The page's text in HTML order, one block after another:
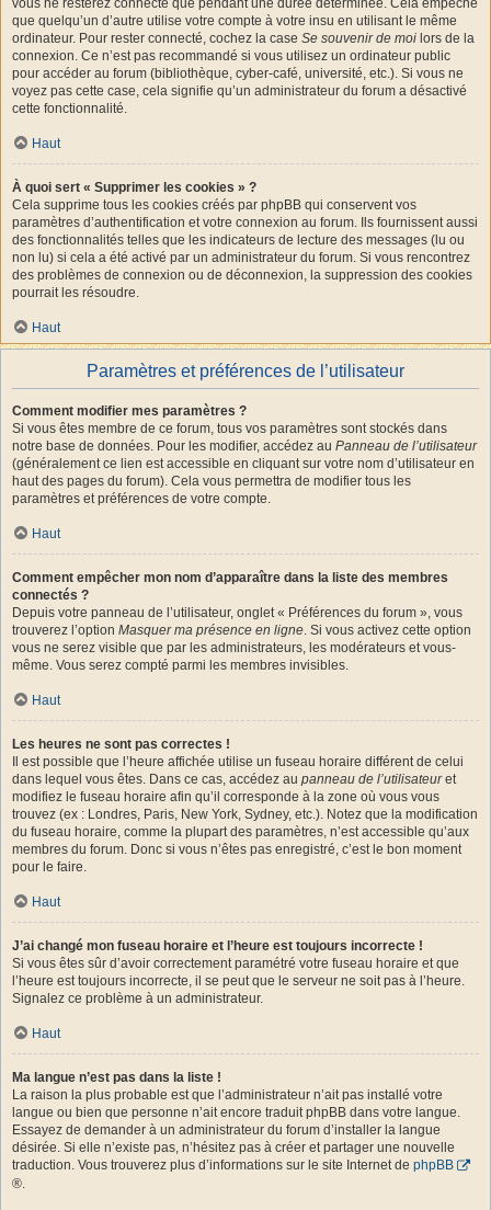
vous ne resterez connecté que pendant une durée déterminée. Cela empêche
que quelqu’un d’autre utilise votre compte à votre insu en utilisant le même
ordinateur. Pour rester connecté, cochez la case Se souvenir de moi lors de la
connexion. Ce n’est pas recommandé si vous utilisez un ordinateur public
pour accéder au forum (bibliothèque, cyber-café, université, etc.). Si vous ne
voyez pas cette case, cela signifie qu’un administrateur du forum a désactivé
cette fonctionnalité.
Haut
À quoi sert « Supprimer les cookies » ?
Cela supprime tous les cookies créés par phpBB qui conservent vos
paramètres d’authentification et votre connexion au forum. Ils fournissent aussi
des fonctionnalités telles que les indicateurs de lecture des messages (lu ou
non lu) si cela a été activé par un administrateur du forum. Si vous rencontrez
des problèmes de connexion ou de déconnexion, la suppression des cookies
pourrait les résoudre.
Haut
Paramètres et préférences de l’utilisateur
Comment modifier mes paramètres ?
Si vous êtes membre de ce forum, tous vos paramètres sont stockés dans
notre base de données. Pour les modifier, accédez au Panneau de l’utilisateur
(généralement ce lien est accessible en cliquant sur votre nom d’utilisateur en
haut des pages du forum). Cela vous permettra de modifier tous les
paramètres et préférences de votre compte.
Haut
Comment empêcher mon nom d’apparaître dans la liste des membres
connectés ?
Depuis votre panneau de l’utilisateur, onglet « Préférences du forum », vous
trouverez l’option Masquer ma présence en ligne. Si vous activez cette option
vous ne serez visible que par les administrateurs, les modérateurs et vous-
même. Vous serez compté parmi les membres invisibles.
Haut
Les heures ne sont pas correctes !
Il est possible que l’heure affichée utilise un fuseau horaire différent de celui
dans lequel vous êtes. Dans ce cas, accédez au panneau de l’utilisateuret
modifiez le fuseau horaire afin qu’il corresponde à la zone où vous vous
trouvez (ex : Londres, Paris, New York, Sydney, etc.). Notez que la modification
du fuseau horaire, comme la plupart des paramètres, n’est accessible qu’aux
membres du forum. Donc si vous n’êtes pas enregistré, c’est le bon moment
pour le faire.
Haut
J’ai changé mon fuseau horaire et l’heure est toujours incorrecte !
Si vous êtes sûr d’avoir correctement paramétré votre fuseau horaire et que
l’heure est toujours incorrecte, il se peut que le serveur ne soit pas à l’heure.
Signalez ce problème à un administrateur.
Haut
Ma langue n’est pas dans la liste !
La raison la plus probable est que l’administrateur n’ait pas installé votre
langue ou bien que personne n’ait encore traduit phpBB dans votre langue.
Essayez de demander à un administrateur du forum d’installer la langue
désirée. Si elle n’existe pas, n’hésitez pas à créer et partager une nouvelle
traduction. Vous trouverez plus d’informations sur le site Internet de phpBB
®.